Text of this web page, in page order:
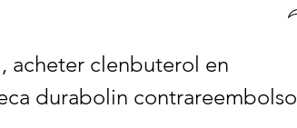
acheter clenbuterol en
durabolin contrareembolso